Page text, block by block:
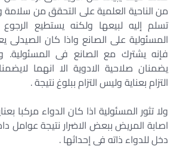
من الناحية العلمية على التحقق من سلامة
تسلم إليه لبيعها ولكنه يستطيع
المسئولية على الصانع واذا كان الصيدلى
فإنه يشترك مع الصانع فى المسئولية.
يضمنان صلاحية الادوية الا انهما
التزام بعناية وليس التزام ببلوغ نتيجة .
ولا تثور المسئولية اذا كان الدواء مركبا
اصابة المريض ببعض الاضرار نتيجة عوامل
دخل للدواء ذاته فى إحداثها .